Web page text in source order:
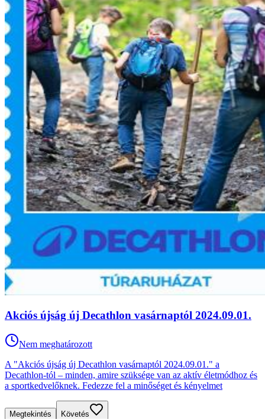
Akciós újság új Decathlon vasárnaptól 2024.09.01.
Nem meghatározott
A "Akciós újság új Decathlon vasárnaptól 2024.09.01." a
Decathlon-tól – minden, amire szüksége van az aktív életmódhoz és
a sportkedvelőknek. Fedezze fel a minőséget és kényelmet
Megtekintés Követés